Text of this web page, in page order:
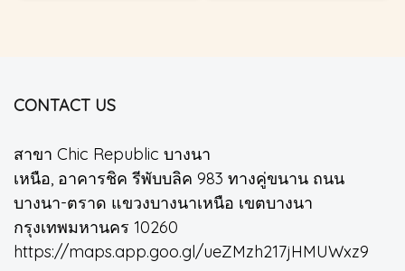
CONTACT US
สาขา Chic Republic บางนา
เหนือ, อาคารชิค รีพับบลิค 983 ทางคู่ขนาน ถนน
บางนา-ตราด แขวงบางนาเหนือ เขตบางนา
กรุงเทพมหานคร 10260
https://maps.app.goo.gl/ueZMzh217jHMUWxz9